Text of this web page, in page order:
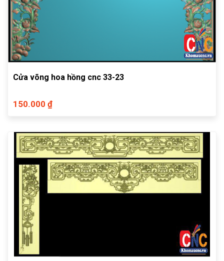
Cửa võng hoa hồng cnc 33-23
150.000 ₫